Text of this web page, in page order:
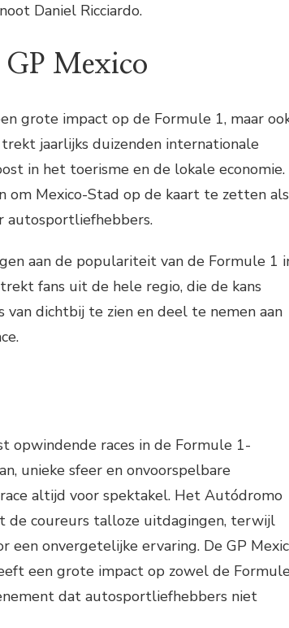
Daniel Ricciardo.
GP Mexico
grote impact op de Formule 1, maar
jaarlijks duizenden internationale
in het toerisme en de lokale economie.
om Mexico-Stad op de kaart te zetten als
autosportliefhebbers.
aan de populariteit van de Formule 1
fans uit de hele regio, die de kans
dichtbij te zien en deel te nemen aan
opwindende races in de Formule 1-
unieke sfeer en onvoorspelbare
altijd voor spektakel. Het Autódromo
de coureurs talloze uitdagingen, terwijl
een onvergetelijke ervaring. De GP
een grote impact op zowel de
dat autosportliefhebbers niet